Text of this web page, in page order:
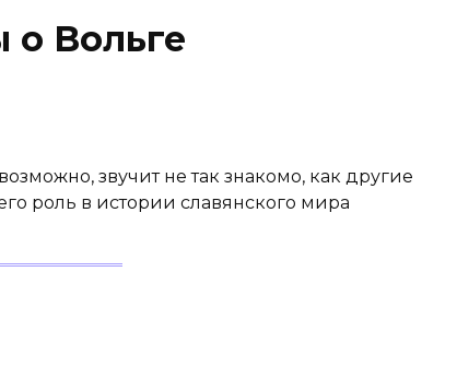
о Вольге
звучит не так знакомо, как другие
роль в истории славянского мира